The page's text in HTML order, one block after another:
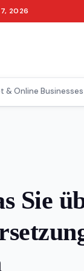
2026
& Online Businesses
Sie